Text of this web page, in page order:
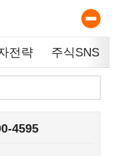
전략 주식SNS
4595